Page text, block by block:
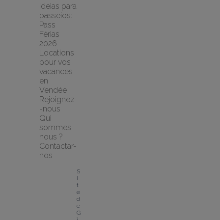
Ideias para
passeios:
Pass
Férias
2026
Locations
pour vos
vacances
en
Vendée
Rejoignez
-nous
Qui
sommes
nous ?
Contactar-
nos
S
i
t
e
d
e
G